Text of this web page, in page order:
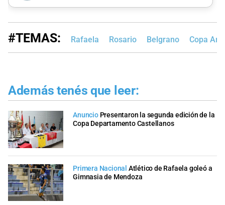
#TEMAS: Rafaela Rosario Belgrano Copa
Además tenés que leer:
Anuncio Presentaron la segunda edición de la
Copa Departamento Castellanos
Primera Nacional Atlético de Rafaela goleó a
Gimnasia de Mendoza